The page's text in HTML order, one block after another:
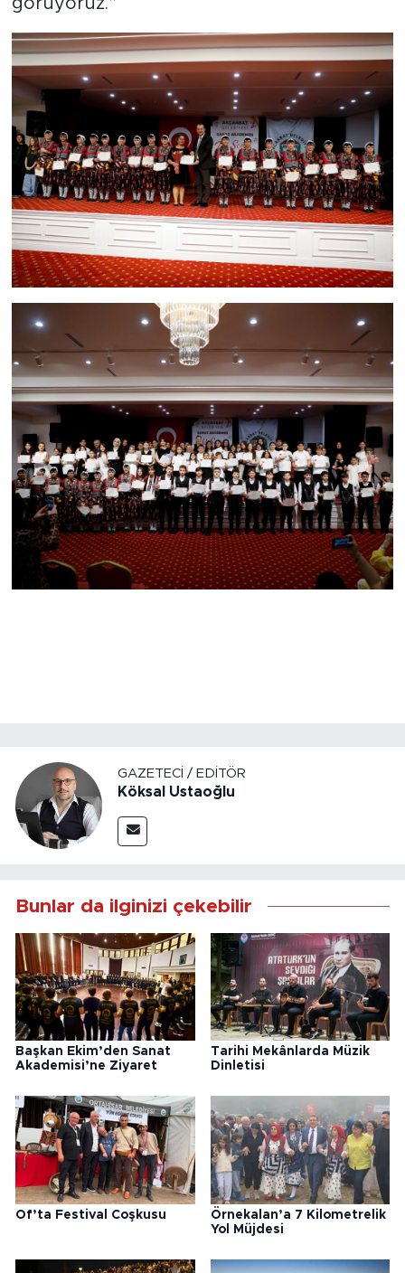
görüyoruz.”
GAZETECI / EDITÖR
Köksal Ustaoğlu
Bunlar da ilginizi çekebilir
Başkan Ekim’den Sanat
Akademisi’ne Ziyaret
Tarihi Mekânlarda Müzik
Dinletisi
Of’ta Festival Coşkusu
Örnekalan’a 7 Kilometrelik
Yol Müjdesi